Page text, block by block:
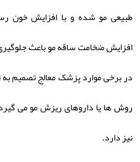
طبیعی مو شده و با افزایش خون
افزایش ضخامت ساقه مو باعث
در برخی موارد پزشک معالج تصمیم
روش ها یا داروهای ریزش مو می
نیز دارد.